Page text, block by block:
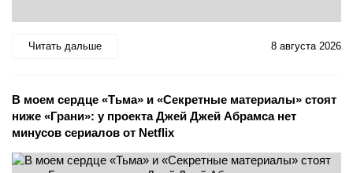
Читать дальше 8 августа 2026
В моем сердце «Тьма» и «Секретные материалы» стоят
ниже «Грани»: у проекта Джей Джей Абрамса нет
минусов сериалов от Netflix